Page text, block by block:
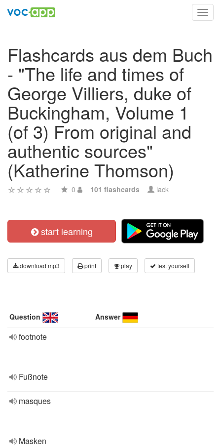
Flashcards aus dem Buch
- "The life and times of
George Villiers, duke of
Buckingham, Volume 1
(of 3) From original and
authentic sources"
(Katherine Thomson)
0 101 flashcards lack
start learning
download mp3 print play test yourself
Question Answer
footnote
Fußnote
masques
Masken